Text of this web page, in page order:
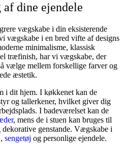
dine ejendele
vægskabe i din eksisterende
vægskabe i en bred vifte af designs
minimalisme, klassisk
træfinish, har vi vægskabe, der
vælge mellem forskellige farver og
æstetik.
i dit hjem. I køkkenet kan de
og tallerkener, hvilket giver dig
I badeværelset kan de
, mens de i stuen kan bruges til
genstande. Vægskabe i
sengetøj og personlige ejendele.